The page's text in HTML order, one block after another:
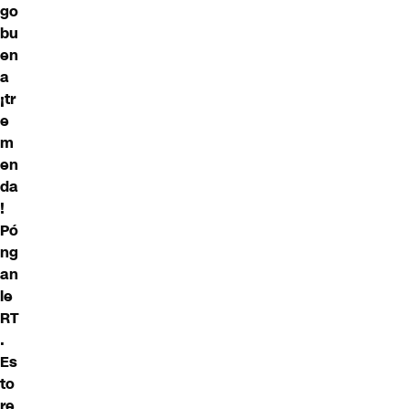
go
bu
en
a
¡tr
e
m
en
da
!
Pó
ng
an
le
RT
.
Es
to